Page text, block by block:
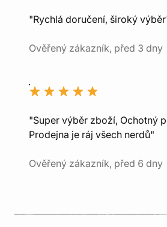
"Rychlá doručení, široký
Ověřený zákazník, před 3 dny
"Super výběr zboží, Ochotný
Prodejna je ráj všech nerdů"
Ověřený zákazník, před 6 dny